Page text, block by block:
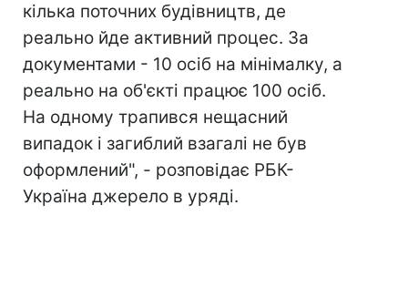
кілька поточних будівництв, де
реально йде активний процес. За
документами - 10 осіб на мінімалку, а
реально на об'єкті працює 100 осіб.
На одному трапився нещасний
випадок і загиблий взагалі не був
оформлений", - розповідає РБК-
Україна джерело в уряді.